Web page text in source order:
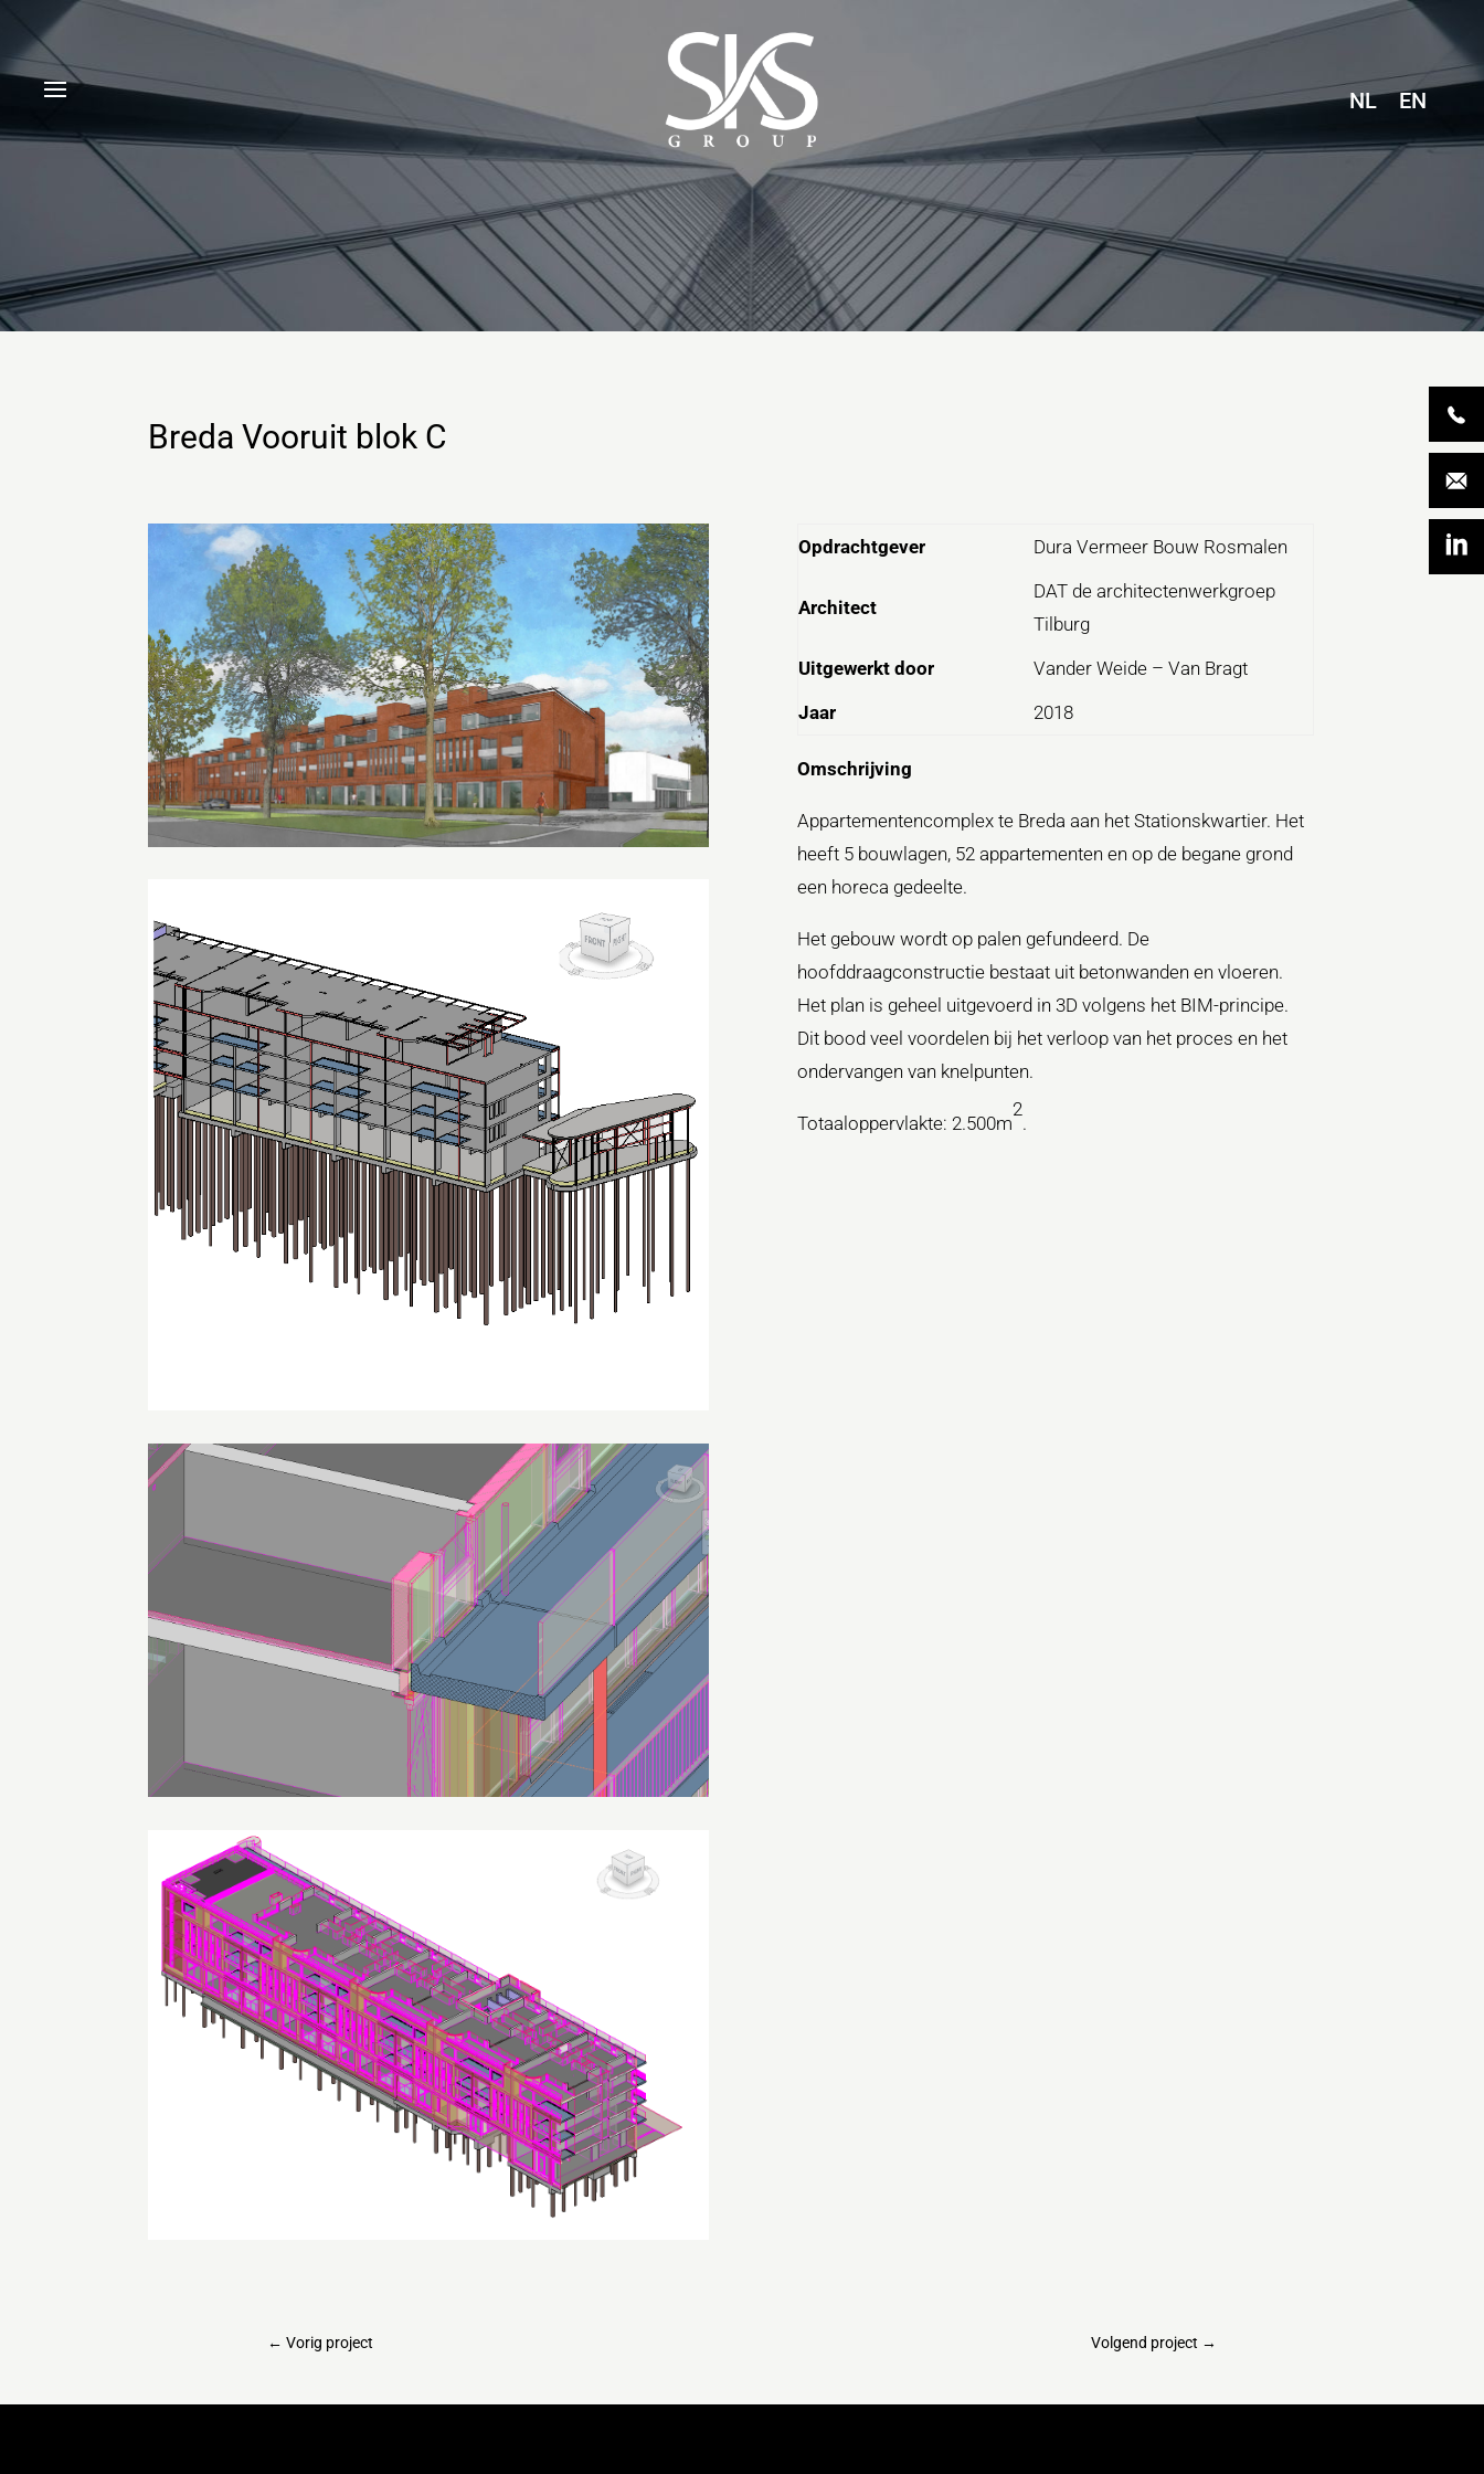
NL EN
Breda Vooruit blok C
Opdrachtgever Dura Vermeer Bouw Rosmalen
Architect
DAT de architectenwerkgroep
Tilburg
Uitgewerkt door
Vander Weide – Van Bragt
Jaar
2018
Omschrijving
Appartementencomplex te Breda aan het Stationskwartier. Het
heeft 5 bouwlagen, 52 appartementen en op de begane grond
een horeca gedeelte.
Het gebouw wordt op palen gefundeerd. De
hoofddraagconstructie bestaat uit betonwanden en vloeren.
Het plan is geheel uitgevoerd in 3D volgens het BIM-principe.
Dit bood veel voordelen bij het verloop van het proces en het
ondervangen van knelpunten.
Totaaloppervlakte: 2.500m
2
.
← Vorig project Volgend project →